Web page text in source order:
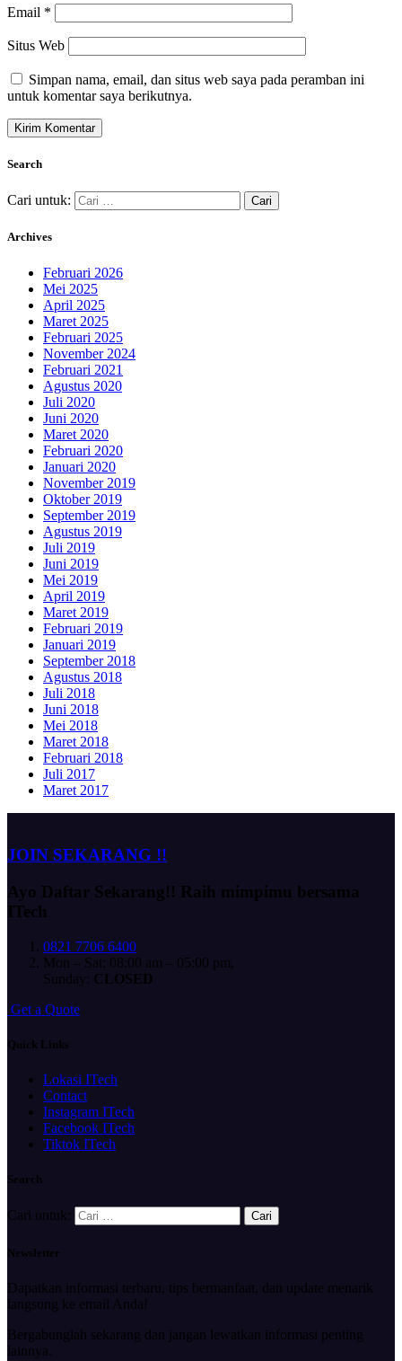
Email *
Situs Web
Simpan nama, email, dan situs web saya pada peramban ini
untuk komentar saya berikutnya.
Search
Cari untuk:
Archives
Februari 2026
Mei 2025
April 2025
Maret 2025
Februari 2025
November 2024
Februari 2021
Agustus 2020
Juli 2020
Juni 2020
Maret 2020
Februari 2020
Januari 2020
November 2019
Oktober 2019
September 2019
Agustus 2019
Juli 2019
Juni 2019
Mei 2019
April 2019
Maret 2019
Februari 2019
Januari 2019
September 2018
Agustus 2018
Juli 2018
Juni 2018
Mei 2018
Maret 2018
Februari 2018
Juli 2017
Maret 2017
JOIN SEKARANG !!
Ayo Daftar Sekarang!! Raih mimpimu bersama
ITech
0821 7706 6400
Mon – Sat: 08:00 am – 05:00 pm,
Sunday: CLOSED
Get a Quote
Quick Links
Lokasi ITech
Contact
Instagram ITech
Facebook ITech
Tiktok ITech
Search
Cari untuk:
Newsletter
Dapatkan informasi terbaru, tips bermanfaat, dan update menarik
langsung ke email Anda!
Bergabunglah sekarang dan jangan lewatkan informasi penting
lainnya.